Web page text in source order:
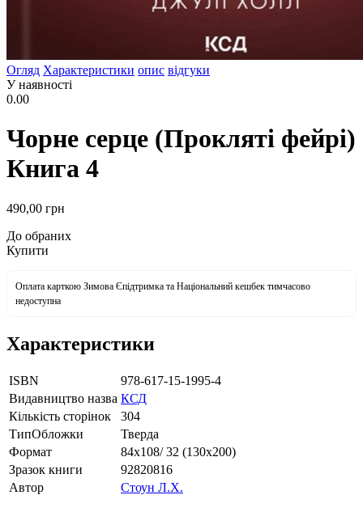
Огляд Характеристики опис відгуки
У наявності
0.00
Чорне серце (Прокляті фейрі)
Книга 4
490,00 грн
До обраних
Купити
Оплата карткою Зимова Єпідтримка та Національний кешбек тимчасово
недоступна
Характеристики
ISBN
978-617-15-1995-4
Видавництво назва КСД
Кількість сторінок
304
ТипОбложки
Тверда
Формат
84х108/ 32 (130х200)
Зразок книги
92820816
Автор
Стоун Л.Х.